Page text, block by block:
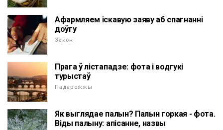
Афармляем іскавую заяву аб спагнанні
доўгу
Закон
Прага ў лістападзе: фота і водгукі
турыстаў
Падарожжы
Як выглядае палын? Палын горкая - фота.
Віды палыну: апісанне, назвы